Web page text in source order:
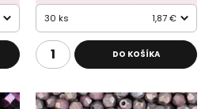
30 ks 1,87 €
DO KOŠÍKA